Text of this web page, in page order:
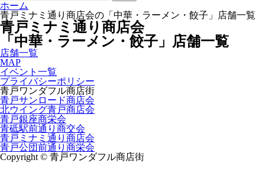
ホーム
青戸ミナミ通り商店会の「中華・ラーメン・餃子」店舗一覧
青戸ミナミ通り商店会
「中華・ラーメン・餃子」店舗一覧
店舗一覧
MAP
イベント一覧
プライバシーポリシー
青戸ワンダフル商店街
青戸サンロード商店会
北ウイング青戸商店会
青戸銀座商栄会
青砥駅前通り商交会
青戸ミナミ通り商店会
青戸公団前通り商栄会
Copyright © 青戸ワンダフル商店街